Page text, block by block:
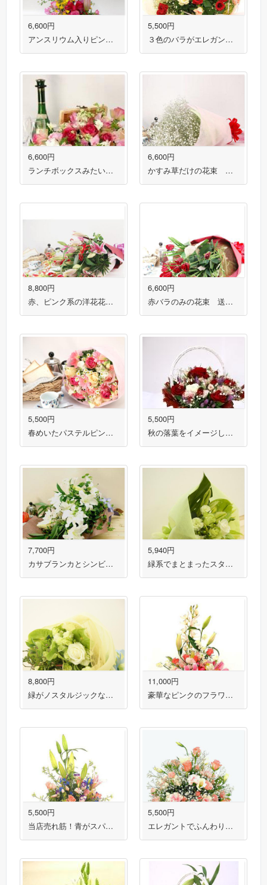
6,600円
アンスリウム入りピンクフラワーアレンジメント 送料無料！
5,500円
３色のバラがエレガントな花束 送料無料！
6,600円
ランチボックスみたいなかごがかわいらしいピンク系フラワーアレンジメント 送料無料！
6,600円
かすみ草だけの花束 送料無料！
8,800円
赤、ピンク系の洋花花束 送料無料！
6,600円
赤バラのみの花束 送料無料！
5,500円
春めいたパステルピンクの花束 送料無料！
5,500円
秋の落葉をイメージしたフラワーアレンジメント 送料無料！
7,700円
カサブランカとシンビジウムの白系花束 送料無料！
5,940円
緑系でまとまったスタイリッシュな花束 送料無料！
8,800円
緑がノスタルジックな花束 送料無料！
11,000円
豪華なピンクのフラワーアレンジメント 送料無料！
5,500円
当店売れ筋！青がスパイスになったフラワーアレンジメント 送料無料！
5,500円
エレガントでふんわりしたフラワーアレンジメント 送料無料！